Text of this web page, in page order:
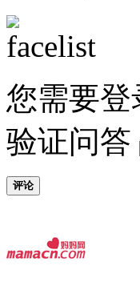
您需要
验证问答
评论